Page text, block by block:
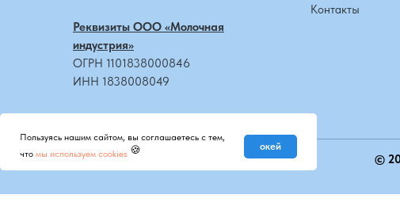
Реквизиты ООО «Молочная
индустрия»
ОГРН 1101838000846
ИНН 1838008049
Контакты
©
Пользуясь нашим сайтом, вы соглашаетесь с тем,
что мы используем cookies 🍪 окей